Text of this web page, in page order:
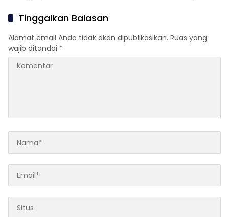
Tinggalkan Balasan
Alamat email Anda tidak akan dipublikasikan. Ruas yang
wajib ditandai *